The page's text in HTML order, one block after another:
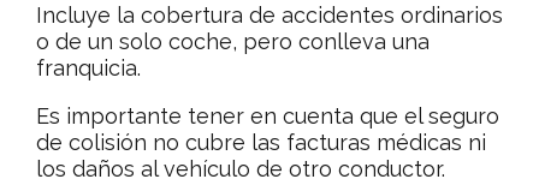
Incluye la cobertura de accidentes ordinarios
o de un solo coche, pero conlleva una
franquicia.
Es importante tener en cuenta que el seguro
de colisión no cubre las facturas médicas ni
los daños al vehículo de otro conductor.